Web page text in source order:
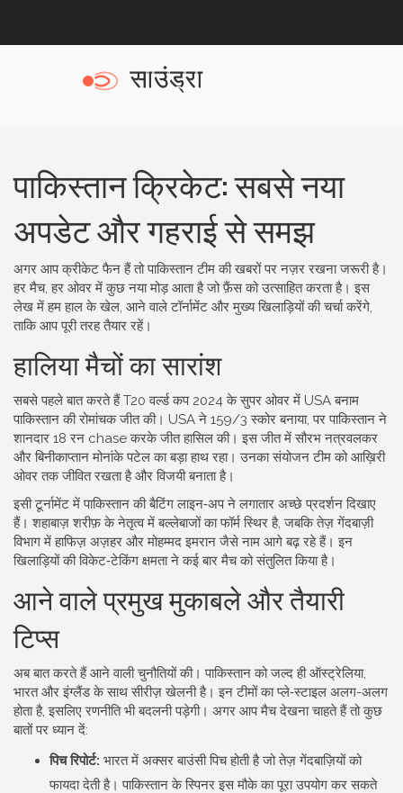
पाकिस्तान क्रिकेट: सबसे नया
अपडेट और गहराई से समझ
अगर आप क्रीकेट फैन हैं तो पाकिस्तान टीम की खबरों पर नज़र रखना जरूरी है।
हर मैच, हर ओवर में कुछ नया मोड़ आता है जो फ़ैंस को उत्साहित करता है। इस
लेख में हम हाल के खेल, आने वाले टॉर्नामेंट और मुख्य खिलाड़ियों की चर्चा करेंगे,
ताकि आप पूरी तरह तैयार रहें।
हालिया मैचों का सारांश
सबसे पहले बात करते हैं T20 वर्ल्ड कप 2024 के सुपर ओवर में USA बनाम
पाकिस्तान की रोमांचक जीत की। USA ने 159/3 स्कोर बनाया, पर पाकिस्तान ने
शानदार 18 रन chase करके जीत हासिल की। इस जीत में सौरभ नत्रवलकर
और बिनीकाप्तान मोनांके पटेल का बड़ा हाथ रहा। उनका संयोजन टीम को आख़िरी
ओवर तक जीवित रखता है और विजयी बनाता है।
इसी टूर्नामेंट में पाकिस्तान की बैटिंग लाइन‑अप ने लगातार अच्छे प्रदर्शन दिखाए
हैं। शहाबाज़ शरीफ़ के नेतृत्व में बल्लेबाजों का फॉर्म स्थिर है, जबकि तेज़ गेंदबाज़ी
विभाग में हाफिज़ अज़हर और मोहम्मद इमरान जैसे नाम आगे बढ़ रहे हैं। इन
खिलाड़ियों की विकेट‑टेकिंग क्षमता ने कई बार मैच को संतुलित किया है।
आने वाले प्रमुख मुकाबले और तैयारी
टिप्स
अब बात करते हैं आने वाली चुनौतियों की। पाकिस्तान को जल्द ही ऑस्ट्रेलिया,
भारत और इंग्लैंड के साथ सीरीज़ खेलनी है। इन टीमों का प्ले‑स्टाइल अलग-अलग
होता है, इसलिए रणनीति भी बदलनी पड़ेगी। अगर आप मैच देखना चाहते हैं तो कुछ
बातों पर ध्यान दें:
पिच रिपोर्ट: भारत में अक्सर बाउंसी पिच होती है जो तेज़ गेंदबाज़ियों को
फायदा देती है। पाकिस्तान के स्पिनर इस मौके का पूरा उपयोग कर सकते